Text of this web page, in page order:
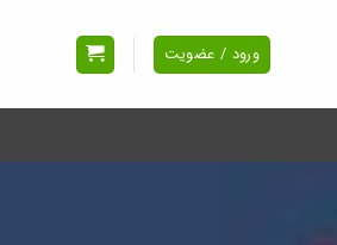
ورود / عضویت